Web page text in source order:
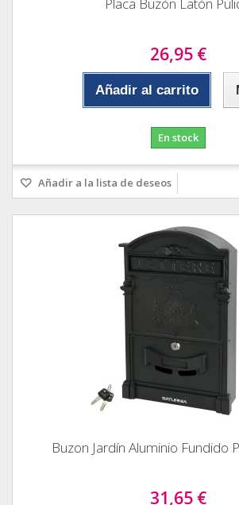
26,95 €
Añadir al carrito
En stock
Añadir a la lista de deseos
Buzon Jardín Aluminio Fundido
31,65 €